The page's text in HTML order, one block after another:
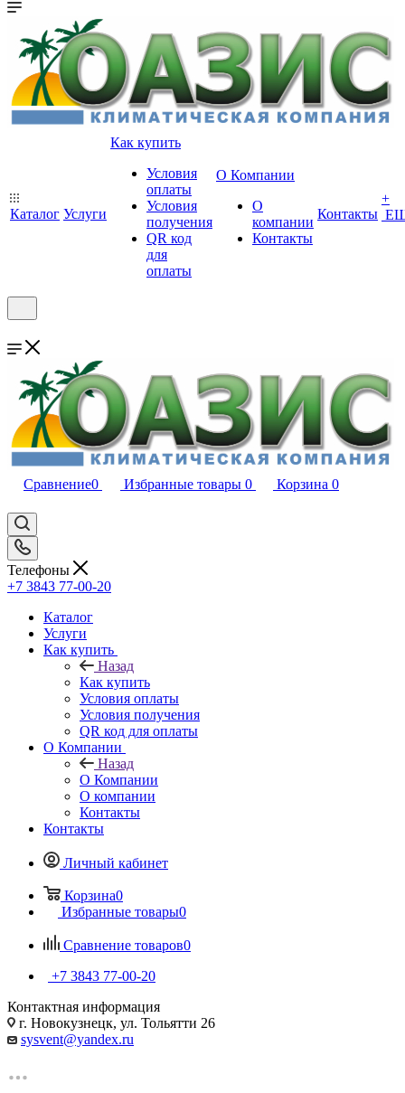
Каталог Услуги
Как купить
Условия
оплаты
Условия
получения
QR код
для
оплаты
О Компании
О
компании
Контакты
Контакты
+
Сравнение0 Избранные товары 0 Корзина 0
Телефоны
+7 3843 77-00-20
Каталог
Услуги
Как купить
Назад
Как купить
Условия оплаты
Условия получения
QR код для оплаты
О Компании
Назад
О Компании
О компании
Контакты
Контакты
Личный кабинет
Корзина0
Избранные товары0
Сравнение товаров0
+7 3843 77-00-20
Контактная информация
г. Новокузнецк, ул. Тольятти 26
sysvent@yandex.ru